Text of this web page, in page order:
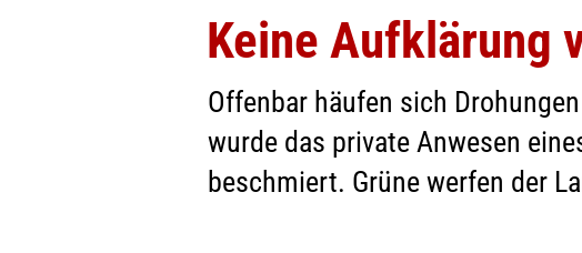
Keine Aufklärung
Offenbar häufen sich
wurde das private Anwesen
beschmiert. Grüne werfen der